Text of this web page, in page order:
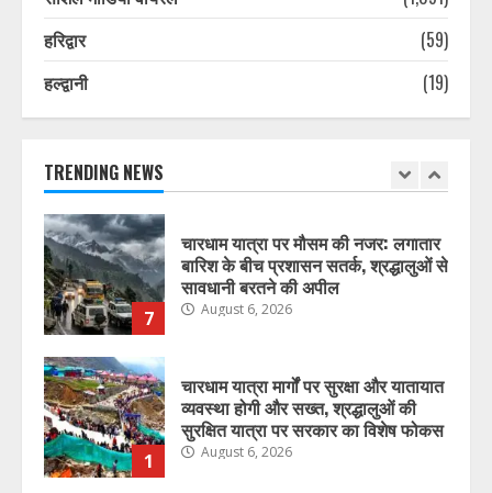
हरिद्वार
(59)
हल्द्वानी
(19)
TRENDING NEWS
August 6, 2026
7
चारधाम यात्रा पर मौसम की नजर: लगातार
बारिश के बीच प्रशासन सतर्क, श्रद्धालुओं से
1
चारधाम यात्रा मार्गों पर सुरक्षा और यातायात
व्यवस्था होगी और सख्त, श्रद्धालुओं की
सुरक्षित यात्रा पर सरकार का विशेष फोकस
August 6, 2026
2
राज्य के सरकारी स्कूलों में विज्ञान
प्रयोगशालाओं के आधुनिकीकरण की तैयारी,
विद्यार्थियों को मिलेगी आधुनिक प्रयोगात्मक
शिक्षा
August 6, 2026